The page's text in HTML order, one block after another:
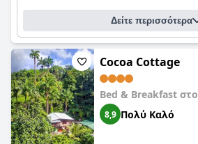
Δείτε περισσότερα
Cocoa Cottage
Bed & Breakfast στο
8,9 Πολύ Καλό